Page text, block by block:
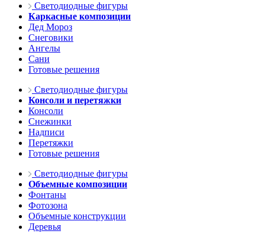
Светодиодные фигуры
Каркасные композиции
Дед Мороз
Снеговики
Ангелы
Сани
Готовые решения
Светодиодные фигуры
Консоли и перетяжки
Консоли
Снежинки
Надписи
Перетяжки
Готовые решения
Светодиодные фигуры
Объемные композиции
Фонтаны
Фотозона
Объемные конструкции
Деревья